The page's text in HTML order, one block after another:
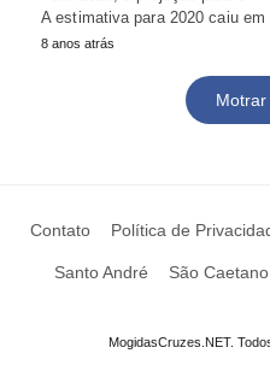
A estimativa para 2020 caiu
8 anos atrás
Contato Política de
Santo André São
MogidasCruzes.NET.